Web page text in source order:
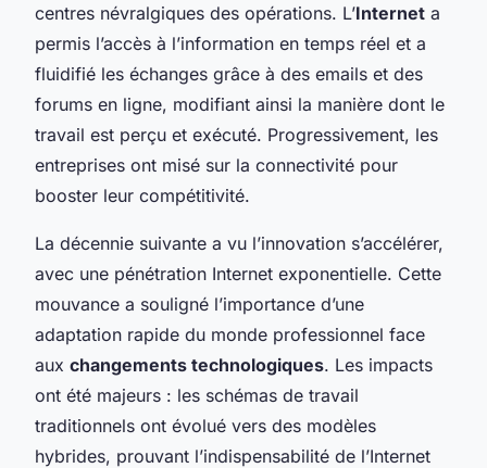
centres névralgiques des opérations. L’Internet a
permis l’accès à l’information en temps réel et a
fluidifié les échanges grâce à des emails et des
forums en ligne, modifiant ainsi la manière dont le
travail est perçu et exécuté. Progressivement, les
entreprises ont misé sur la connectivité pour
booster leur compétitivité.
La décennie suivante a vu l’innovation s’accélérer,
avec une pénétration Internet exponentielle. Cette
mouvance a souligné l’importance d’une
adaptation rapide du monde professionnel face
aux changements technologiques. Les impacts
ont été majeurs : les schémas de travail
traditionnels ont évolué vers des modèles
hybrides, prouvant l’indispensabilité de l’Internet